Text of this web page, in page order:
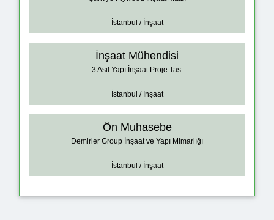
İstanbul / İnşaat
İnşaat Mühendisi
3 Asil Yapı İnşaat Proje Tas.
İstanbul / İnşaat
Ön Muhasebe
Demirler Group İnşaat ve Yapı Mimarlığı
İstanbul / İnşaat